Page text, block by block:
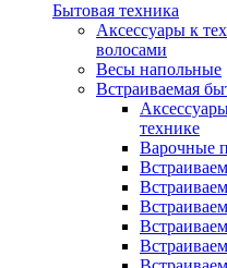
Бытовая техника
Аксессуары к
волосами
Весы напольные
Встраиваемая
технике
Варочные